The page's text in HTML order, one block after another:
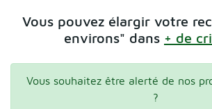
Vous pouvez élargir votre
environs" dans + de
Vous souhaitez être alerté de nos
?